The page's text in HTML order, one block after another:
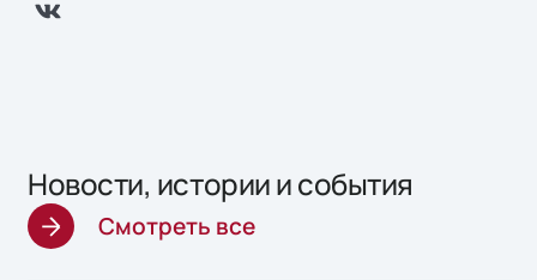
Новости, истории и события
Смотреть все